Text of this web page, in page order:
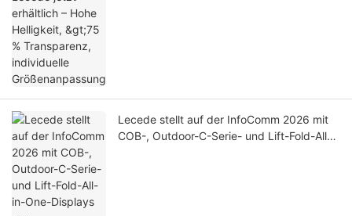
Lecede stellt auf der InfoComm 2026 mit
COB-, Outdoor-C-Serie- und Lift-Fold-All-